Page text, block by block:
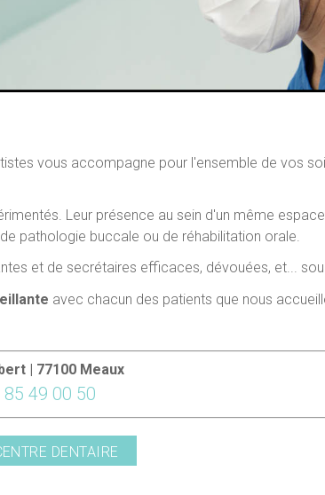
vous accompagne pour l'ensemble de vos
Leur présence au sein d'un même
pathologie buccale ou de réhabilitation orale.
et de secrétaires efficaces, dévouées, et...
avec chacun des patients que nous
| 77100 Meaux
85 49 00 50
DENTAIRE